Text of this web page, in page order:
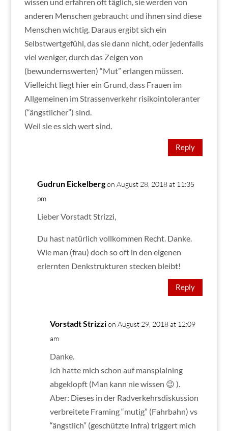
anderen Menschen gebraucht und ihnen sind diese
Menschen wichtig. Daraus ergibt sich ein
Selbstwertgefühl, das sie dann nicht, oder jedenfalls
viel weniger, durch das Zeigen von
(bewundernswerten) “Mut” erlangen müssen.
Vielleicht liegt hier ein Grund, dass Frauen im
Allgemeinen im Strassenverkehr risikointoleranter
(“ängstlicher”) sind.
Weil sie es sich wert sind.
Reply
Gudrun Eickelberg on August 28, 2018 at 11:35
pm
Lieber Vorstadt Strizzi,
Du hast natürlich vollkommen Recht. Danke.
Wie man (frau) doch so oft in den eigenen
erlernten Denkstrukturen stecken bleibt!
Reply
Vorstadt Strizzi on August 29, 2018 at 12:09
am
Danke.
Ich hatte mich schon auf mansplaining
abgeklopft (Man kann nie wissen 😉 ).
Aber: Dieses in der Radverkehrsdiskussion
verbreitete Framing “mutig” (Fahrbahn) vs
“ängstlich” (geschützte Infra) triggert mich